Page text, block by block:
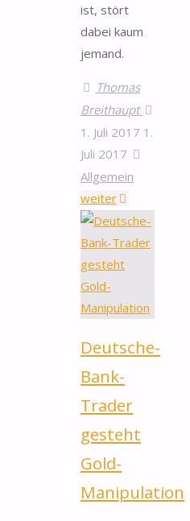
ist, stört
dabei kaum
jemand.
Thomas
Breithaupt
1. Juli 2017 1.
Juli 2017
Allgemein
weiter"Warum
kaufen
die
Deutschen
Goldmünzen?"
Deutsche-
Bank-
Trader
gesteht
Gold-
Manipulation